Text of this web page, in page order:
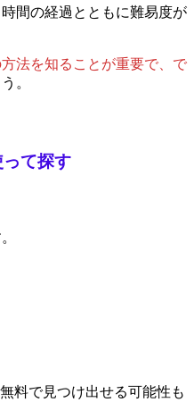
間の経過とともに難易度が
法を知ることが重要で、で
。
て探す
料で見つけ出せる可能性も